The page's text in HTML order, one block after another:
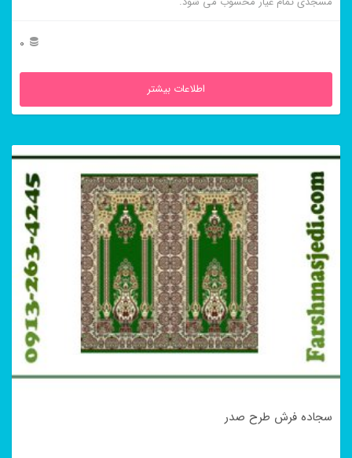
0
اطلاعات بیشتر
سجاده فرش طرح صدر